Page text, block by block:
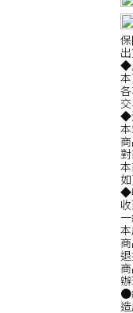
◆
◆
◆
●